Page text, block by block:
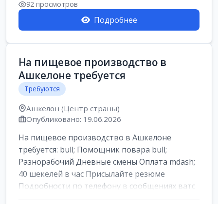
92 просмотров
Подробнее
На пищевое производство в
Ашкелоне требуется
Требуются
Ашкелон (Центр страны)
Опубликовано: 19.06.2026
На пищевое производство в Ашкелоне
требуется: bull; Помощник повара bull;
Разнорабочий Дневные смены Оплата mdash;
40 шекелей в час Присылайте резюме
Подробности по телефону в сообщениях ватс
ап